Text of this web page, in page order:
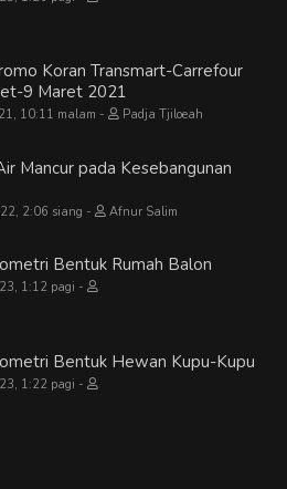
Koran Transmart-Carrefour
9 Maret 2021
10:11 malam Padja Tjiloeah
Mancur pada Kesebangunan
2:06 siang Afnur Salim
Bentuk Rumah Balon
1:12 pagi
Bentuk Hewan Kupu-Kupu
1:22 pagi